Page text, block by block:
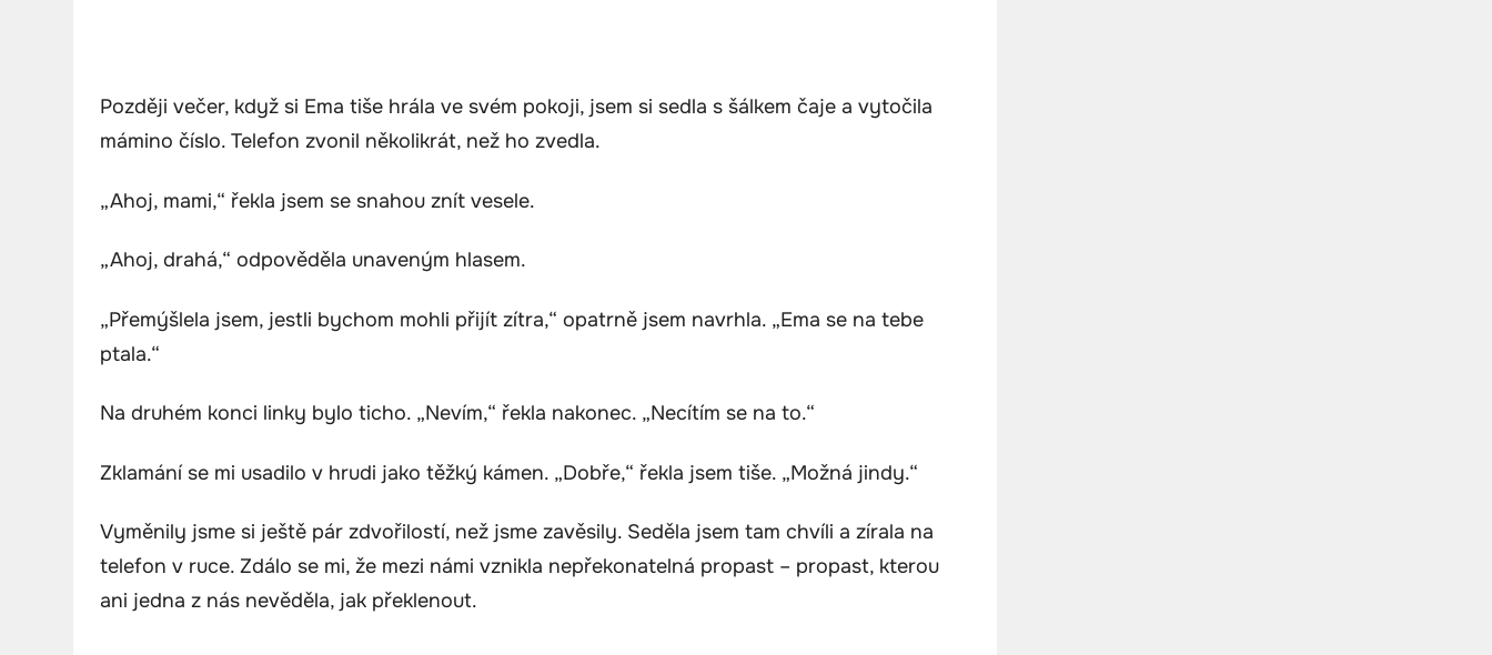
Později večer, když si Ema tiše hrála ve svém pokoji, jsem si sedla s šálkem čaje a vytočila
mámino číslo. Telefon zvonil několikrát, než ho zvedla.
„Ahoj, mami,“ řekla jsem se snahou znít vesele.
„Ahoj, drahá,“ odpověděla unaveným hlasem.
„Přemýšlela jsem, jestli bychom mohli přijít zítra,“ opatrně jsem navrhla. „Ema se na tebe
ptala.“
Na druhém konci linky bylo ticho. „Nevím,“ řekla nakonec. „Necítím se na to.“
Zklamání se mi usadilo v hrudi jako těžký kámen. „Dobře,“ řekla jsem tiše. „Možná jindy.“
Vyměnily jsme si ještě pár zdvořilostí, než jsme zavěsily. Seděla jsem tam chvíli a zírala na
telefon v ruce. Zdálo se mi, že mezi námi vznikla nepřekonatelná propast – propast, kterou
ani jedna z nás nevěděla, jak překlenout.